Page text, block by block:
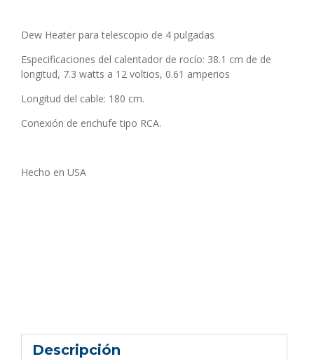
Dew Heater para telescopio de 4 pulgadas
Especificaciones del calentador de rocío: 38.1 cm de de
longitud, 7.3 watts a 12 voltios, 0.61 amperios
Longitud del cable: 180 cm.
Conexión de enchufe tipo RCA.
Hecho en USA
Descripción